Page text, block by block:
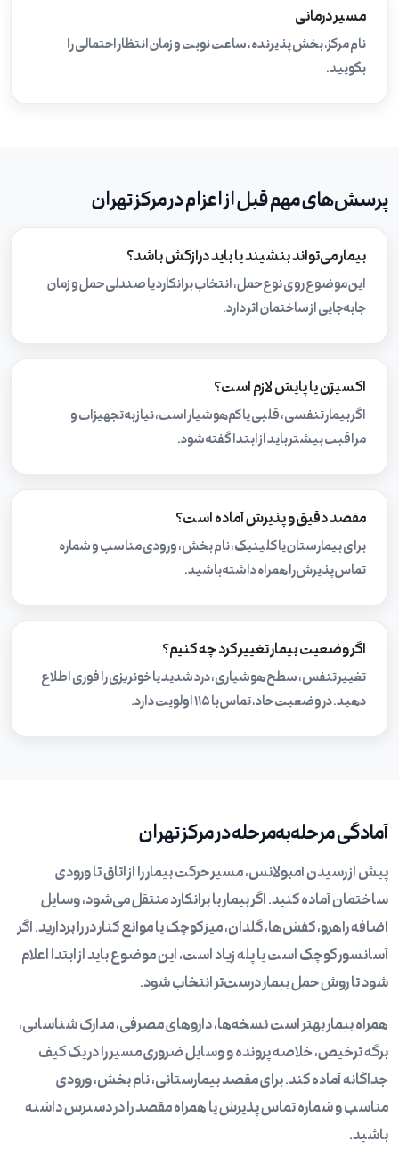
مسیر درمانی
نام مرکز، بخش پذیرنده، ساعت نوبت و زمان انتظار احتمالی را
بگویید.
پرسش‌های مهم قبل از اعزام در مرکز تهران
بیمار می‌تواند بنشیند یا باید درازکش باشد؟
این موضوع روی نوع حمل، انتخاب برانکارد یا صندلی حمل و زمان
جابه‌جایی از ساختمان اثر دارد.
اکسیژن یا پایش لازم است؟
اگر بیمار تنفسی، قلبی یا کم‌هوشیار است، نیاز به تجهیزات و
مراقبت بیشتر باید از ابتدا گفته شود.
مقصد دقیق و پذیرش آماده است؟
برای بیمارستان یا کلینیک، نام بخش، ورودی مناسب و شماره
تماس پذیرش را همراه داشته باشید.
اگر وضعیت بیمار تغییر کرد چه کنیم؟
تغییر تنفس، سطح هوشیاری، درد شدید یا خونریزی را فوری اطلاع
دهید. در وضعیت حاد، تماس با ۱۱۵ اولویت دارد.
آمادگی مرحله‌به‌مرحله در مرکز تهران
پیش از رسیدن آمبولانس، مسیر حرکت بیمار را از اتاق تا ورودی
ساختمان آماده کنید. اگر بیمار با برانکارد منتقل می‌شود، وسایل
اضافه راهرو، کفش‌ها، گلدان، میز کوچک یا موانع کنار در را بردارید. اگر
آسانسور کوچک است یا پله زیاد است، این موضوع باید از ابتدا اعلام
شود تا روش حمل بیمار درست‌تر انتخاب شود.
همراه بیمار بهتر است نسخه‌ها، داروهای مصرفی، مدارک شناسایی،
برگه ترخیص، خلاصه پرونده و وسایل ضروری مسیر را در یک کیف
جداگانه آماده کند. برای مقصد بیمارستانی، نام بخش، ورودی
مناسب و شماره تماس پذیرش یا همراه مقصد را در دسترس داشته
باشید.